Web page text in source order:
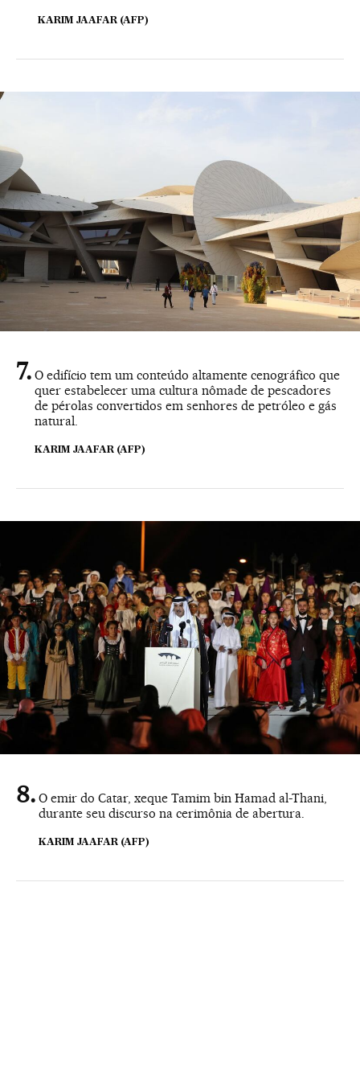
KARIM JAAFAR (AFP)
O edifício tem um conteúdo altamente cenográfico que
quer estabelecer uma cultura nômade de pescadores
de pérolas convertidos em senhores de petróleo e gás
natural.
KARIM JAAFAR (AFP)
O emir do Catar, xeque Tamim bin Hamad al-Thani,
durante seu discurso na cerimônia de abertura.
KARIM JAAFAR (AFP)